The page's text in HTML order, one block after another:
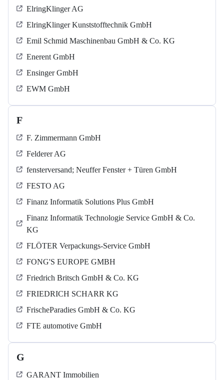
ElringKlinger AG
ElringKlinger Kunststofftechnik GmbH
Emil Schmid Maschinenbau GmbH & Co. KG
Enerent GmbH
Ensinger GmbH
EWM GmbH
F
F. Zimmermann GmbH
Felderer AG
fensterversand; Neuffer Fenster + Türen GmbH
FESTO AG
Finanz Informatik Solutions Plus GmbH
Finanz Informatik Technologie Service GmbH & Co.
KG
FLÖTER Verpackungs-Service GmbH
FONG'S EUROPE GMBH
Friedrich Britsch GmbH & Co. KG
FRIEDRICH SCHARR KG
FrischeParadies GmbH & Co. KG
FTE automotive GmbH
G
GARANT Immobilien